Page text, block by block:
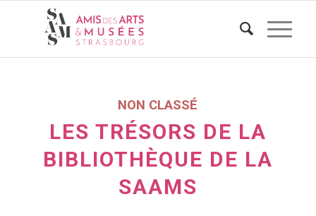
NON CLASSÉ
LES TRÉSORS DE LA
BIBLIOTHÈQUE DE LA
SAAMS